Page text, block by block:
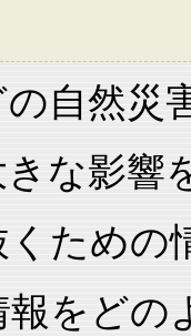
自然災
な影響
ための
をどの